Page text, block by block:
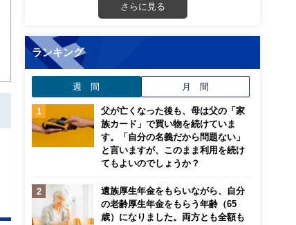
さらに見る
ランキング
週 間 月 間
父が亡くなった後も、母は父の「家
族カード」で買い物を続けていま
す。「自分の名義だから問題ない」
と言いますが、このまま利用を続け
てもよいのでしょうか？
遺族厚生年金をもらいながら、自分
の老齢厚生年金をもらう年齢（65
歳）になりました。両方とも全額も